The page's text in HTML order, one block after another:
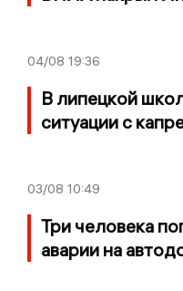
04/08 19:36
В липецкой
ситуации с
03/08 10:49
Три человека
аварии на